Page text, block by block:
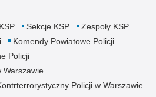
Sekcje KSP
Zespoły KSP
Komendy Powiatowe Policji
Policji
Warszawie
Policji w Warszawie